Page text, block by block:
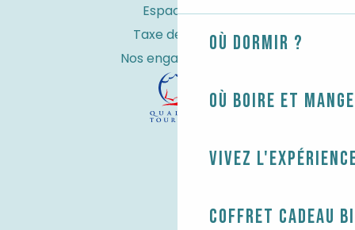
Où dormir ?
Où boire et
Vivez
Coffret cadeau
Espace Pro
Taxe de séjour
Nos engagements